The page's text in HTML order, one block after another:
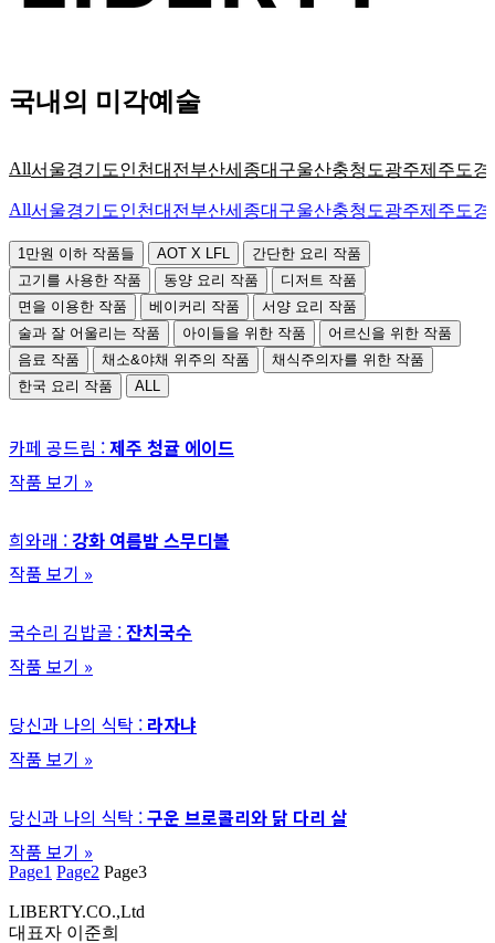
국내의 미각예술
All서울경기도인천대전 부산세종대구울산충청도광주제주도경
All서울경기도인천대전 부산세종대구울산충청도광주제주도경
1만원 이하 작품들 AOT X LFL
간단한 요리 작품
고기를 사용한 작품
동양 요리 작품
디저트 작품
면을 이용한 작품
베이커리 작품
서양 요리 작품
술과 잘 어울리는 작품
아이들을 위한 작품
어르신을 위한 작품
음료 작품
채소&야채 위주의 작품
채식주의자를 위한 작품
한국 요리 작품
ALL
카페 공드림 :제주 청귤 에이드
작품 보기 »
희와래 :강화 여름밤 스무디볼
작품 보기 »
국수리 김밥골 :잔치국수
작품 보기 »
당신과 나의 식탁 : 라자냐
작품 보기 »
당신과 나의 식탁 :구운 브로콜리와 닭 다리 살
작품 보기 »
Page1 Page2 Page3
LIBERTY.CO.,Ltd
대표자 이준희